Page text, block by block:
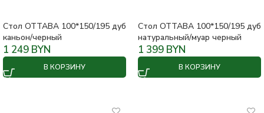
Стол ОТТАВА 100*150/195 дуб
каньон/черный
1 249 BYN
В КОРЗИНУ
Стол ОТТАВА 100*150/195 дуб
натуральный/муар черный
1 399 BYN
В КОРЗИНУ